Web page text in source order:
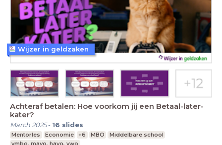
Achteraf betalen: Hoe voorkom jij een Betaal-later-
kater?
March 2025- 16 slides
Mentorles Economie +6 MBO
Middelbare school
Wijzer in geldzaken